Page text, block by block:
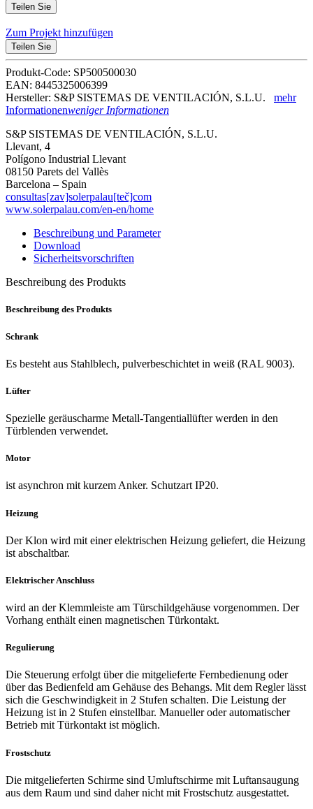
Teilen Sie
Zum Projekt hinzufügen
Teilen Sie
Produkt-Code: SP500500030
EAN: 8445325006399
Hersteller: S&P SISTEMAS DE VENTILACIÓN, S.L.U. mehr
Informationenweniger Informationen
S&P SISTEMAS DE VENTILACIÓN, S.L.U.
Llevant, 4
Polígono Industrial Llevant
08150 Parets del Vallès
Barcelona – Spain
consultas[zav]solerpalau[teč]com
www.solerpalau.com/en-en/home
Beschreibung und Parameter
Download
Sicherheitsvorschriften
Beschreibung des Produkts
Beschreibung des Produkts
Schrank
Es besteht aus Stahlblech, pulverbeschichtet in weiß (RAL 9003).
Lüfter
Spezielle geräuscharme Metall-Tangentiallüfter werden in den
Türblenden verwendet.
Motor
ist asynchron mit kurzem Anker. Schutzart IP20.
Heizung
Der Klon wird mit einer elektrischen Heizung geliefert, die Heizung
ist abschaltbar.
Elektrischer Anschluss
wird an der Klemmleiste am Türschildgehäuse vorgenommen. Der
Vorhang enthält einen magnetischen Türkontakt.
Regulierung
Die Steuerung erfolgt über die mitgelieferte Fernbedienung oder
über das Bedienfeld am Gehäuse des Behangs. Mit dem Regler lässt
sich die Geschwindigkeit in 2 Stufen schalten. Die Leistung der
Heizung ist in 2 Stufen einstellbar. Manueller oder automatischer
Betrieb mit Türkontakt ist möglich.
Frostschutz
Die mitgelieferten Schirme sind Umluftschirme mit Luftansaugung
aus dem Raum und sind daher nicht mit Frostschutz ausgestattet.